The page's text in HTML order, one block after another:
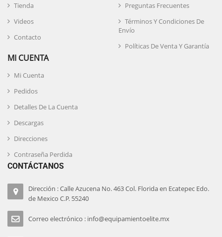
Tienda
Videos
Contacto
Preguntas Frecuentes
Términos Y Condiciones De
Envío
Políticas De Venta Y Garantía
MI CUENTA
Mi Cuenta
Pedidos
Detalles De La Cuenta
Descargas
Direcciones
Contraseña Perdida
CONTÁCTANOS
Dirección : Calle Azucena No. 463 Col. Florida en Ecatepec Edo.
de Mexico C.P. 55240
Correo electrónico : info@equipamientoelite.mx